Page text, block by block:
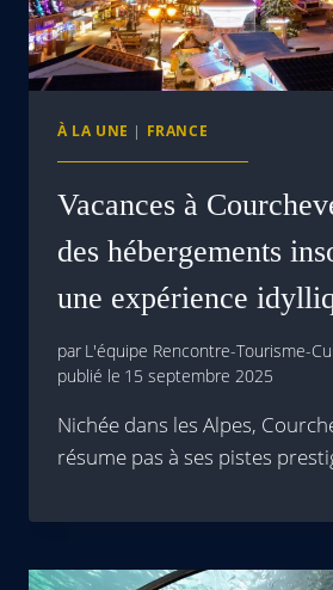
À LA UNE | FRANCE
Vacances à
des hébergements
une expérience
par L'équipe Rencontre-Tourisme-
publié le 15 septembre 2025
Nichée dans les Alpes,
résume pas à ses pistes